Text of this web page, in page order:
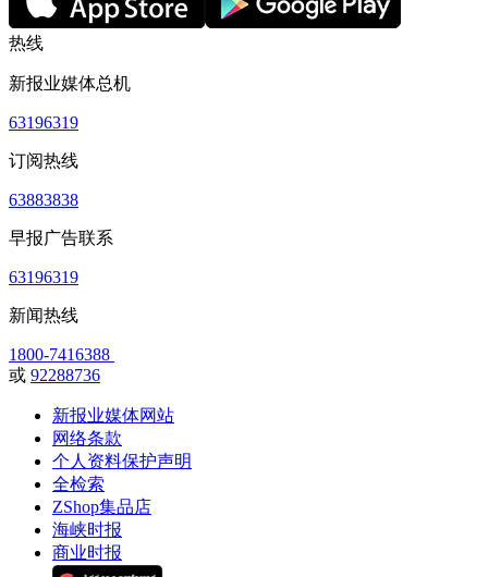
热线
新报业媒体总机
63196319
订阅热线
63883838
早报广告联系
63196319
新闻热线
1800-7416388
或 92288736
新报业媒体网站
网络条款
个人资料保护声明
全检索
ZShop集品店
海峡时报
商业时报